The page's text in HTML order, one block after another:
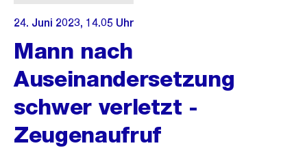
24. Juni 2023, 14.05 Uhr
Mann nach
Auseinandersetzung
schwer verletzt -
Zeugenaufruf